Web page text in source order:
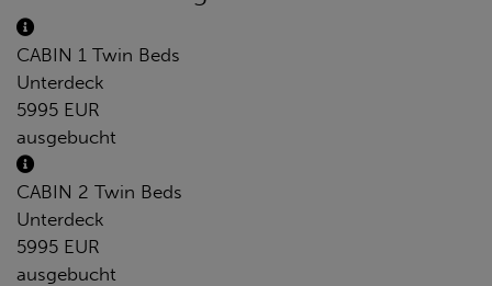
CABIN 1 Twin Beds
Unterdeck
5995 EUR
ausgebucht
CABIN 2 Twin Beds
Unterdeck
5995 EUR
ausgebucht